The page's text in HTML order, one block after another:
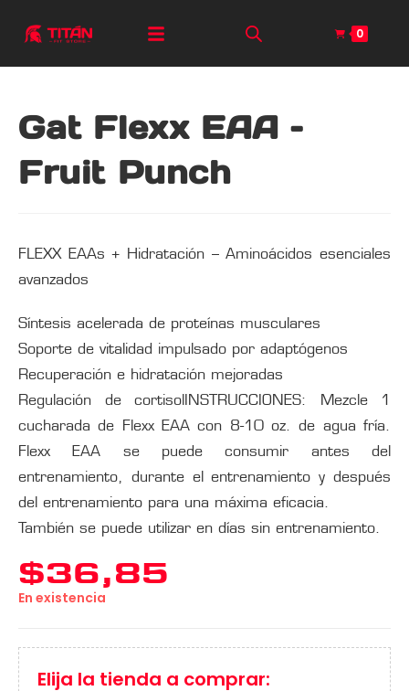
0
Gat Flexx EAA –
Fruit Punch
FLEXX EAAs + Hidratación – Aminoácidos esenciales
avanzados
Síntesis acelerada de proteínas musculares
Soporte de vitalidad impulsado por adaptógenos
Recuperación e hidratación mejoradas
Regulación de cortisolINSTRUCCIONES: Mezcle 1
cucharada de Flexx EAA con 8-10 oz. de agua fría.
Flexx EAA se puede consumir antes del
entrenamiento, durante el entrenamiento y después
del entrenamiento para una máxima eficacia.
También se puede utilizar en días sin entrenamiento.
$36,85
En existencia
Elija la tienda a comprar: